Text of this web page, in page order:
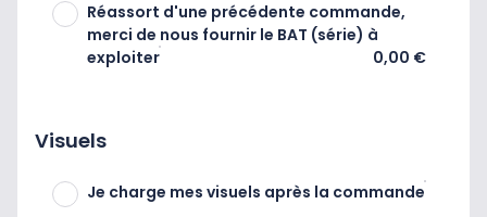
Réassort d'une précédente commande,
merci de nous fournir le BAT (série) à
exploiter
0,00 €
Visuels
Je charge mes visuels après la commande